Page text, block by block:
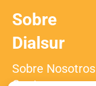
Sobre
Dialsur
Sobre Nosotros